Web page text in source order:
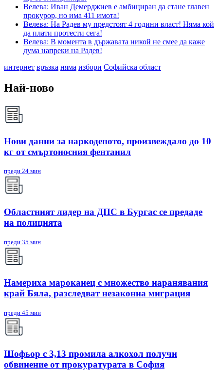
Велева: Иван Демерджиев е амбициран да стане главен
прокурор, но има 411 имота!
Велева: На Радев му предстоят 4 години власт! Няма кой
да плати протести сега!
Велева: В момента в държавата никой не смее да каже
дума напреки на Радев!
интернет връзка няма избори Софийска област
Най-ново
Нови данни за наркодепото, произвеждало до 10
кг от смъртоносния фентанил
преди 24 мин
Областният лидер на ДПС в Бургас се предаде
на полицията
преди 35 мин
Намериха мароканец с множество наранявания
край Бяла, разследват незаконна миграция
преди 45 мин
Шофьор с 3,13 промила алкохол получи
обвинение от прокуратурата в София